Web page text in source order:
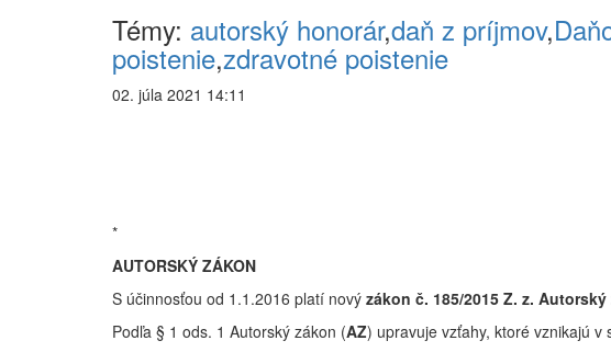
Témy: autorský honorár,daň z príjmov,
poistenie,zdravotné poistenie
02. júla 2021 14:11
*
AUTORSKÝ ZÁKON
S účinnosťou od 1.1.2016 platí nový zákon č. 185/2015 Z. z. Autorský
Podľa § 1 ods. 1 Autorský zákon (AZ) upravuje vzťahy, ktoré vznikajú v